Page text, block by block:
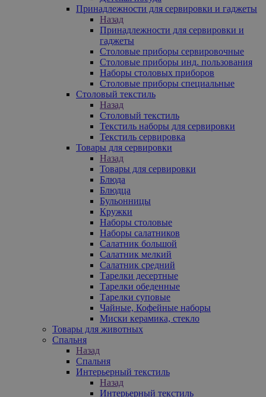
Принадлежности для сервировки и гаджеты
Назад
Принадлежности для сервировки и
гаджеты
Столовые приборы сервировочные
Столовые приборы инд. пользования
Наборы столовых приборов
Столовые приборы специальные
Столовый текстиль
Назад
Столовый текстиль
Текстиль наборы для сервировки
Текстиль сервировка
Товары для сервировки
Назад
Товары для сервировки
Блюда
Блюдца
Бульонницы
Кружки
Наборы столовые
Наборы салатников
Салатник большой
Салатник мелкий
Салатник средний
Тарелки десертные
Тарелки обеденные
Тарелки суповые
Чайные, Кофейные наборы
Миски керамика, стекло
Товары для животных
Спальня
Назад
Спальня
Интерьерный текстиль
Назад
Интерьерный текстиль